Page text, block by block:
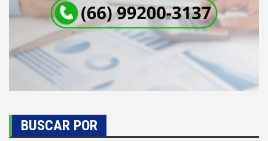
BUSCAR POR